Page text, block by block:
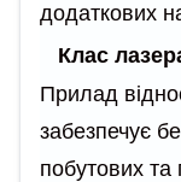
додаткових
Клас
Прилад
забезпечує
побутових та